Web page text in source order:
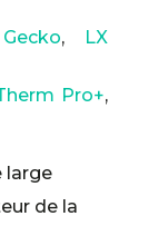
Gecko, LX
Pro+,
large
de la